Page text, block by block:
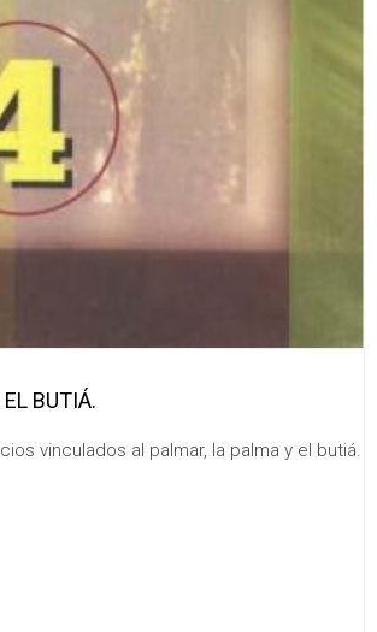
BUTIÁ.
vinculados al palmar, la palma y el butiá.